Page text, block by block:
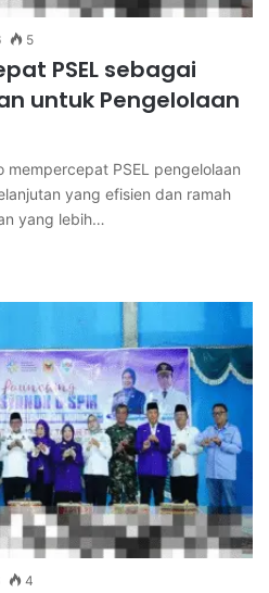
5
PSEL sebagai
untuk Pengelolaan
mempercepat PSEL pengelolaan
yang efisien dan ramah
yang lebih…
4